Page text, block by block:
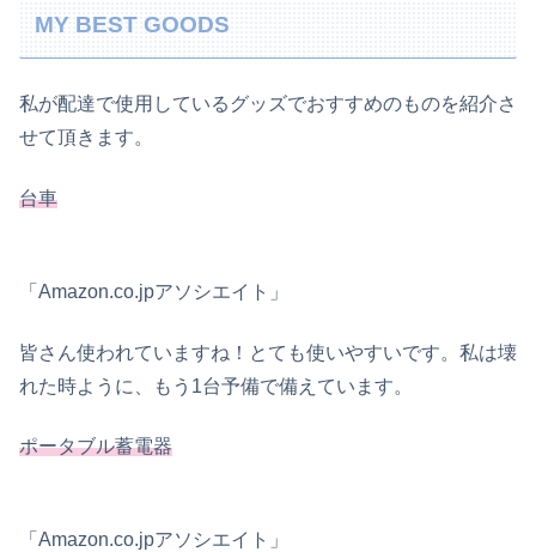
MY BEST GOODS
私が配達で使用しているグッズでおすすめのものを紹介さ
せて頂きます。
台車
「Amazon.co.jpアソシエイト」
皆さん使われていますね！とても使いやすいです。私は壊
れた時ように、もう1台予備で備えています。
ポータブル蓄電器
「Amazon.co.jpアソシエイト」